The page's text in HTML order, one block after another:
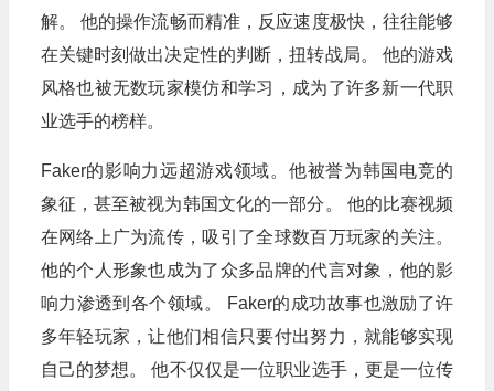
解。 他的操作流畅而精准，反应速度极快，往往能够
在关键时刻做出决定性的判断，扭转战局。 他的游戏
风格也被无数玩家模仿和学习，成为了许多新一代职
业选手的榜样。
Faker的影响力远超游戏领域。他被誉为韩国电竞的
象征，甚至被视为韩国文化的一部分。 他的比赛视频
在网络上广为流传，吸引了全球数百万玩家的关注。
他的个人形象也成为了众多品牌的代言对象，他的影
响力渗透到各个领域。 Faker的成功故事也激励了许
多年轻玩家，让他们相信只要付出努力，就能够实现
自己的梦想。 他不仅仅是一位职业选手，更是一位传